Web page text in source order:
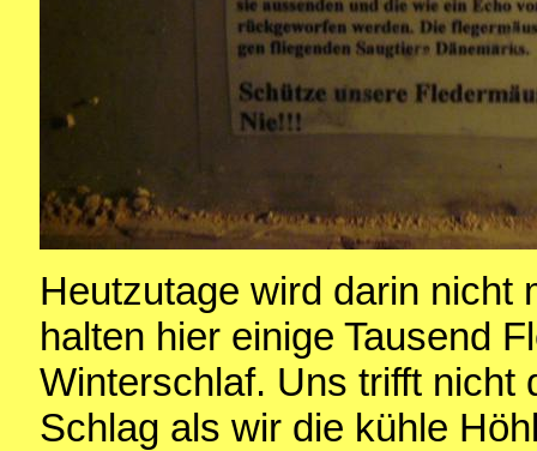
Heutzutage wird darin nicht
halten hier einige Tausend
Winterschlaf. Uns trifft nicht
Schlag als wir die kühle